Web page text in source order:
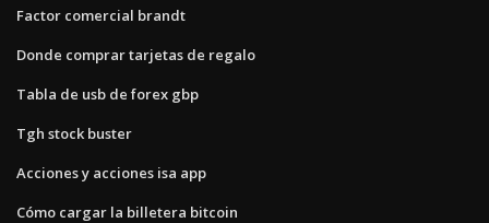
Factor comercial brandt
Donde comprar tarjetas de regalo
Tabla de usb de forex gbp
Tgh stock buster
Acciones y acciones isa app
Cómo cargar la billetera bitcoin